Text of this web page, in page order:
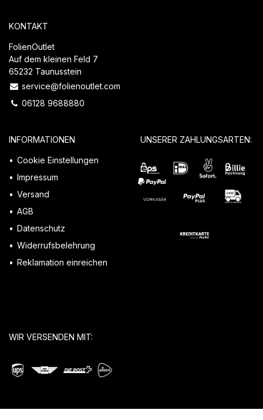
KONTAKT
FolienOutlet
Auf dem kleinen Feld 7
65232 Taunusstein
service@folienoutlet.com
06128 9688880
INFORMATIONEN
Cookie Einstellungen
Impressum
Versand
AGB
Datenschutz
Widerrufsbelehrung
Reklamation einreichen
UNSERER ZAHLUNGSARTEN:
WIR VERSENDEN MIT: